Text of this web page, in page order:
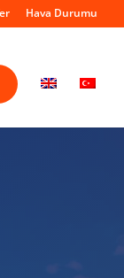
Hava Durumu